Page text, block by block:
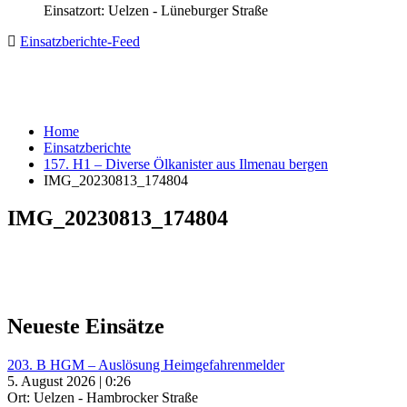
Einsatzort: Uelzen - Lüneburger Straße
Einsatzberichte-Feed
Home
Einsatzberichte
157. H1 – Diverse Ölkanister aus Ilmenau bergen
IMG_20230813_174804
IMG_20230813_174804
Neueste Einsätze
203. B HGM – Auslösung Heimgefahrenmelder
5. August 2026 | 0:26
Ort: Uelzen - Hambrocker Straße